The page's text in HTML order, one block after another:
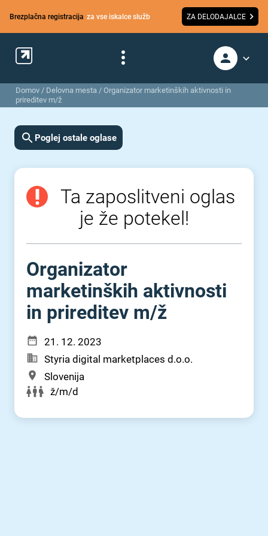
Brezplačna registracija za vse iskalce služb ZA DELODAJALCE
Domov / Delovna mesta / Organizator marketinških aktivnosti in
prireditev m/ž
Poglej ostale oglase
Ta zaposlitveni oglas
je že potekel!
Organizator
marketinških aktivnosti
in prireditev m⁠/⁠ž
21. 12. 2023
Styria digital marketplaces d.o.o.
Slovenija
ž/m/d